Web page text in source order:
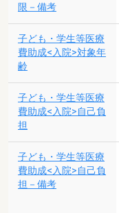
限－備考
子ども・学生等医療
費助成<入院>対象年
齢
子ども・学生等医療
費助成<入院>自己負
担
子ども・学生等医療
費助成<入院>自己負
担－備考